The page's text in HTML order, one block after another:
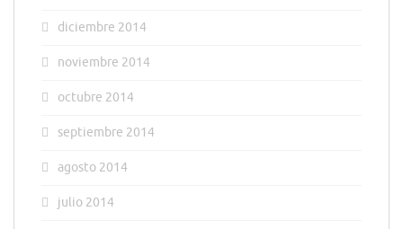
diciembre 2014
noviembre 2014
octubre 2014
septiembre 2014
agosto 2014
julio 2014